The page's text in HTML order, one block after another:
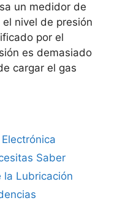
un medidor de
nivel de presión
por el
es demasiado
cargar el gas
Saber
la Lubricación